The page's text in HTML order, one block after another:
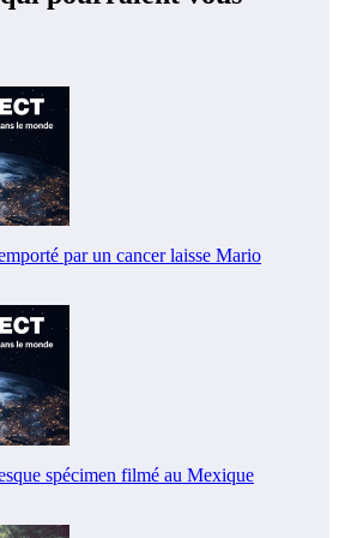
par un cancer laisse Mario
spécimen filmé au Mexique